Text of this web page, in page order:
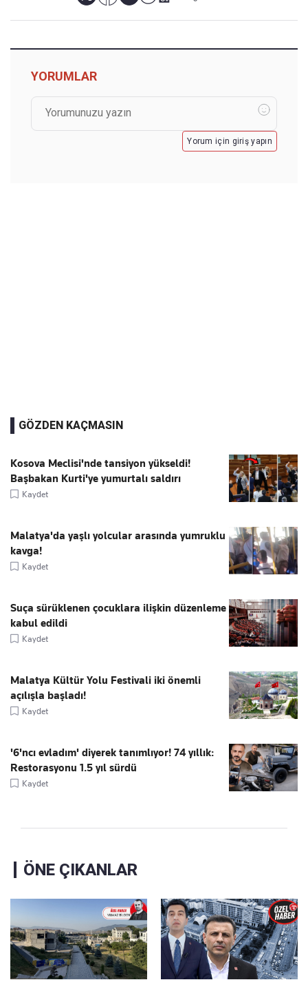
YORUMLAR
Yorum için giriş yapın
GÖZDEN KAÇMASIN
Kosova Meclisi'nde tansiyon yükseldi!
Başbakan Kurti'ye yumurtalı saldırı
Kaydet
Malatya'da yaşlı yolcular arasında yumruklu
kavga!
Kaydet
Suça sürüklenen çocuklara ilişkin düzenleme
kabul edildi
Kaydet
Malatya Kültür Yolu Festivali iki önemli
açılışla başladı!
Kaydet
'6'ncı evladım' diyerek tanımlıyor! 74 yıllık:
Restorasyonu 1.5 yıl sürdü
Kaydet
ÖNE ÇIKANLAR